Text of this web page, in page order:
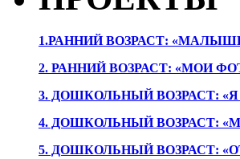
1.РАННИЙ ВОЗРАСТ:
2. РАННИЙ ВОЗРАСТ: «МОИ
3. ДОШКОЛЬНЫЙ ВОЗРАСТ:
4. ДОШКОЛЬНЫЙ ВОЗРАСТ:
5. ДОШКОЛЬНЫЙ ВОЗРАСТ: